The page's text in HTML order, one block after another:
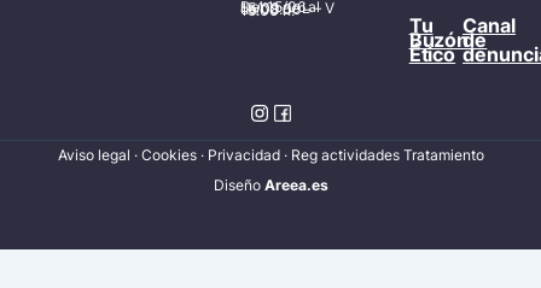
Del 15/06 al 15/09 de L – V de 08:00 – 15:00 h.
Tu
Buzón
Ético
Canal
de
Aviso legal · Cookies· Privacidad · Reg actividades Tratamiento
Diseño Areea.es